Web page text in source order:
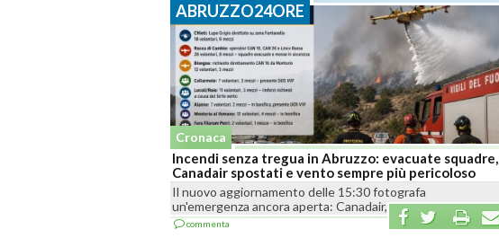
ABRUZZO24ORE
Cronaca
Incendi senza tregua in Abruzzo: evacuate squadre,
Canadair spostati e vento sempre più pericoloso
Il nuovo aggiornamento delle 15:30 fotografa
un'emergenza ancora aperta: Canadair, elicotteri,...
commenta